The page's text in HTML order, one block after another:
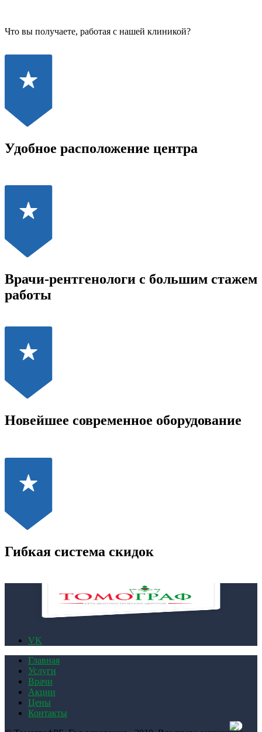
Что вы получаете, работая с нашей клиникой?
Удобное расположение центра
Врачи-рентгенологи с большим стажем
работы
Новейшее современное оборудование
Гибкая система скидок
VK
Главная
Услуги
Врачи
Акции
Цены
Контакты